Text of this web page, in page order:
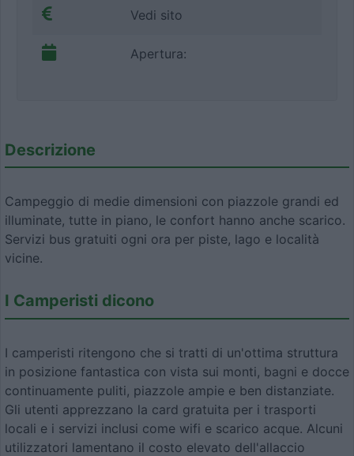
Vedi sito
Apertura:
Descrizione
Campeggio di medie dimensioni con piazzole grandi ed
illuminate, tutte in piano, le confort hanno anche scarico.
Servizi bus gratuiti ogni ora per piste, lago e località
vicine.
I Camperisti dicono
I camperisti ritengono che si tratti di un'ottima struttura
in posizione fantastica con vista sui monti, bagni e docce
continuamente puliti, piazzole ampie e ben distanziate.
Gli utenti apprezzano la card gratuita per i trasporti
locali e i servizi inclusi come wifi e scarico acque. Alcuni
utilizzatori lamentano il costo elevato dell'allaccio